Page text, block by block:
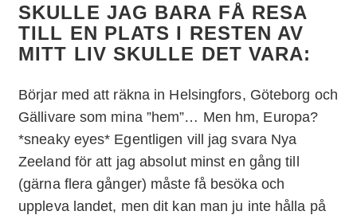
SKULLE JAG BARA FÅ RESA
TILL EN PLATS I RESTEN AV
MITT LIV SKULLE DET VARA:
Börjar med att räkna in Helsingfors, Göteborg och
Gällivare som mina ”hem”… Men hm, Europa?
*sneaky eyes* Egentligen vill jag svara Nya
Zeeland för att jag absolut minst en gång till
(gärna flera gånger) måste få besöka och
uppleva landet, men dit kan man ju inte hålla på